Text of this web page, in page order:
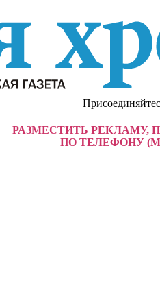
РАЗМЕСТИТЬ РЕКЛАМУ,
ПО ТЕЛЕФОНУ